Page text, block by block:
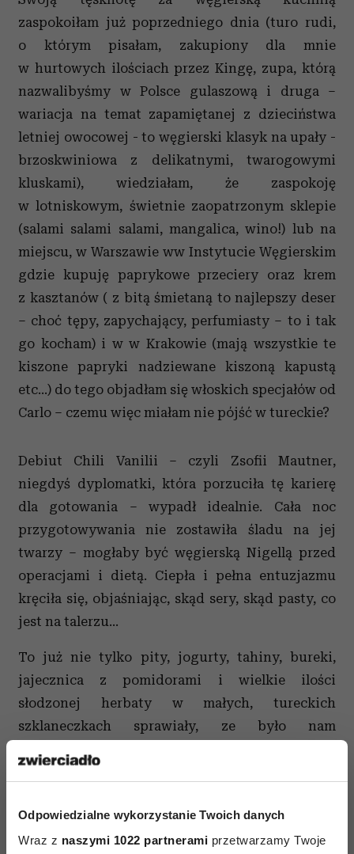
Odpowiedzialne wykorzystanie Twoich danych
Wraz z naszymi 1022 partnerami przetwarzamy Twoje
zaspokoiłam już poprzedniego dnia (turo rudi,
o którym pisałam, zakupiony dla mnie
w hurtowych ilościach przez Kingę, zupa, którą
nazwalibyśmy w Polsce gulaszową i druga –
wariacja na temat zapamiętanej z dzieciństwa
letniej owocowej - to węgierski klasyk na upały -
brzoskwiniowa z delikatnymi, twarogowymi
kluskami), wiedziałam, że zaspokoję
w lotniskowym, świetnie zaopatrzonym sklepie
(salami salami salami, mangalica, wino!) lub na
miejscu, w Warszawie ww Instytucie Węgierskim
gdzie kupuję paprykowe przeciery oraz krem
z kasztanów ( z bitą śmietaną to najlepszy deser
– choć tępy, zapychający, perfumiasty – to i tak
go kocham) i w w Krakowie (mają wszystkie te
kiszone papryki nadziewane kiszoną kapustą
etc...) do tego objadłam się włoskich specjałów od
Carlo – czemu więc miałam nie pójść w tureckie?
Debiut Chili Vanilii – czyli Zsofii Mautner,
niegdyś dyplomatki, która porzuciła tę karierę
dla gotowania – wypadł idealnie. Cała noc
przygotowywania nie zostawiła śladu na jej
twarzy – mogłaby być węgierską Nigellą przed
operacjami i dietą. Ciepła i pełna entuzjazmu
kręciła się, objaśniając, skąd sery, skąd pasty, co
jest na talerzu...
To już nie tylko pity, jogurty, tahiny, bureki,
jajecznica z pomidorami i wielkie ilości
słodzonej herbaty w małych, tureckich
szklaneczkach sprawiały, ze było nam
To słoneczny taras, turecka muzyka wyśpiewana
na żywo i przepiękna oprawa graficzna –